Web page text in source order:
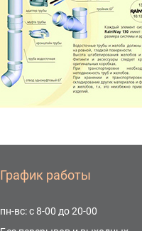
График работы
пн-вс: с 8-00 до 20-00